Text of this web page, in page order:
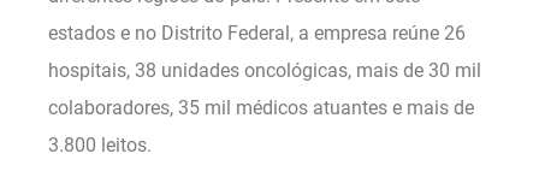
estados e no Distrito Federal, a empresa reúne 26
hospitais, 38 unidades oncológicas, mais de 30 mil
colaboradores, 35 mil médicos atuantes e mais de
3.800 leitos.